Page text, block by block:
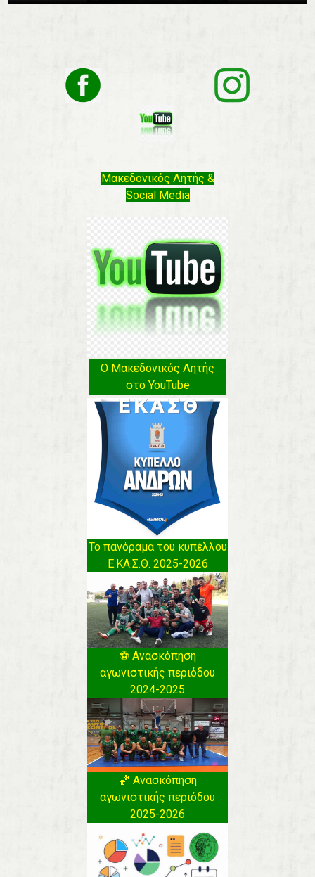
Μακεδονικός Λητής &
Social Media
Ο Μακεδονικός Λητής
στο YouTube
Το πανόραμα του κυπέλλου
Ε.ΚΑ.Σ.Θ. 2025-2026
⚽️ Ανασκόπηση
αγωνιστικής περιόδου
2024-2025
🏀 Ανασκόπηση
αγωνιστικής περιόδου
2025-2026